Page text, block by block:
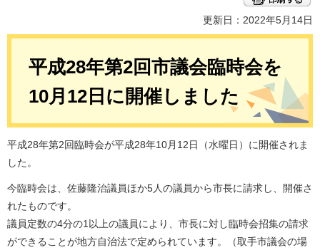
更新日：2022年5月14日
平成28年第2回市議会臨時会を
10月12日に開催しました
平成28年第2回臨時会が平成28年10月12日（水曜日）に開催されま
した。
今臨時会は、佐藤隆治議員ほか5人の議員から市長に請求し、開催さ
れたものです。
議員定数の4分の1以上の議員により、市長に対し臨時会招集の請求
ができることが地方自治法で定められています。（取手市議会の場